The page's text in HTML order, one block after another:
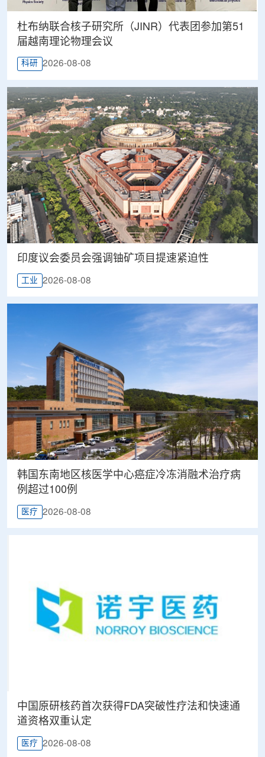
杜布纳联合核子研究所（JINR）代表团参加第51
届越南理论物理会议
科研 2026-08-08
印度议会委员会强调铀矿项目提速紧迫性
工业 2026-08-08
韩国东南地区核医学中心癌症冷冻消融术治疗病
例超过100例
医疗 2026-08-08
中国原研核药首次获得FDA突破性疗法和快速通
道资格双重认定
医疗 2026-08-08